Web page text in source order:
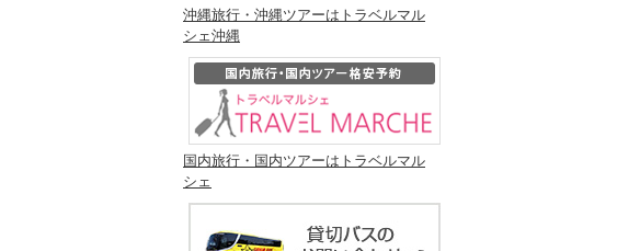
沖縄旅行・沖縄ツアーはトラベルマル
シェ沖縄
国内旅行・国内ツアーはトラベルマル
シェ